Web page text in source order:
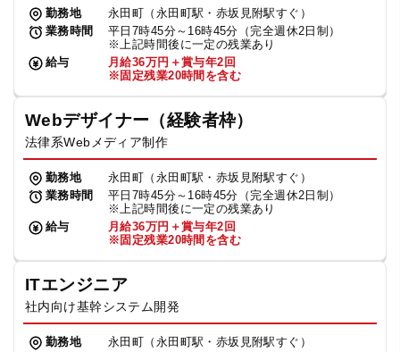
勤務地
永田町（永田町駅・赤坂見附駅すぐ）
業務時間
平日7時45分～16時45分（完全週休2日制）
※上記時間後に一定の残業あり
給与
月給36万円＋賞与年2回
※固定残業20時間を含む
Webデザイナー（経験者枠）
法律系Webメディア制作
勤務地
永田町（永田町駅・赤坂見附駅すぐ）
業務時間
平日7時45分～16時45分（完全週休2日制）
※上記時間後に一定の残業あり
給与
月給36万円＋賞与年2回
※固定残業20時間を含む
ITエンジニア
社内向け基幹システム開発
勤務地
永田町（永田町駅・赤坂見附駅すぐ）